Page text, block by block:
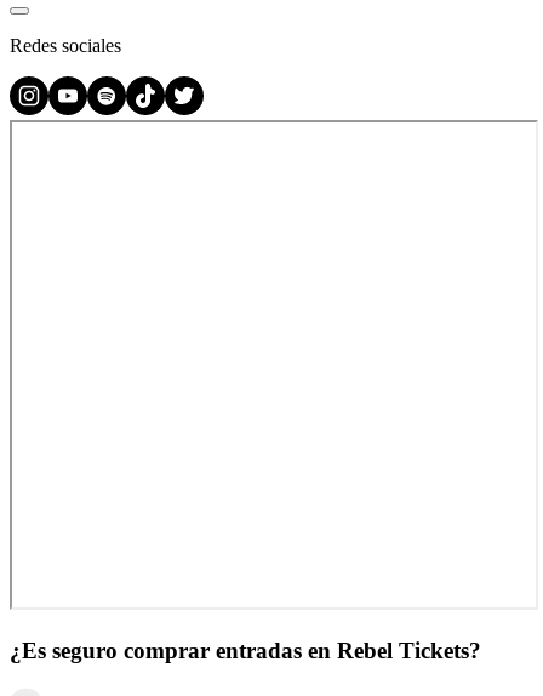
Redes sociales
¿Es seguro comprar entradas en Rebel Tickets?